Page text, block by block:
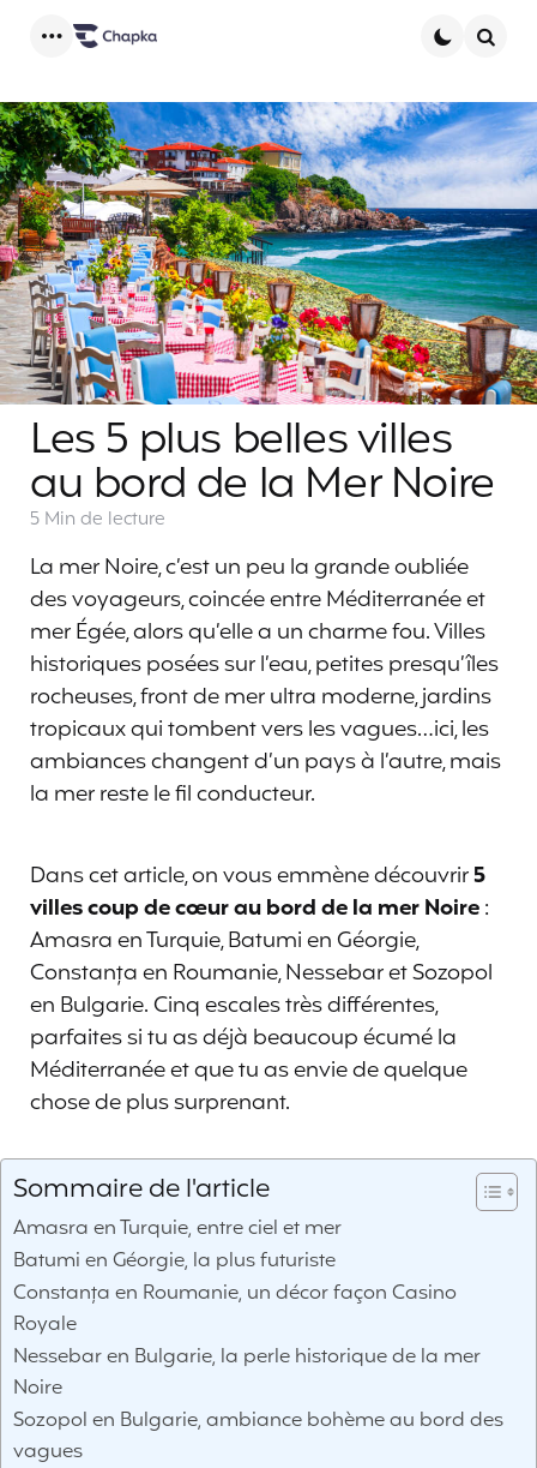
Les 5 plus belles villes
au bord de la Mer Noire
5 Min de lecture
La mer Noire, c’est un peu la grande oubliée
des voyageurs, coincée entre Méditerranée et
mer Égée, alors qu’elle a un charme fou. Villes
historiques posées sur l’eau, petites presqu’îles
rocheuses, front de mer ultra moderne, jardins
tropicaux qui tombent vers les vagues…ici, les
ambiances changent d’un pays à l’autre, mais
la mer reste le fil conducteur.
Dans cet article, on vous emmène découvrir5
villes coup de cœur au bord de la mer Noire:
Amasra en Turquie, Batumi en Géorgie,
Constanța en Roumanie, Nessebar et Sozopol
en Bulgarie. Cinq escales très différentes,
parfaites si tu as déjà beaucoup écumé la
Méditerranée et que tu as envie de quelque
chose de plus surprenant.
Sommaire de l'article
Amasra en Turquie, entre ciel et mer
Batumi en Géorgie, la plus futuriste
Constanța en Roumanie, un décor façon Casino
Royale
Nessebar en Bulgarie, la perle historique de la mer
Noire
Sozopol en Bulgarie, ambiance bohème au bord des
vagues